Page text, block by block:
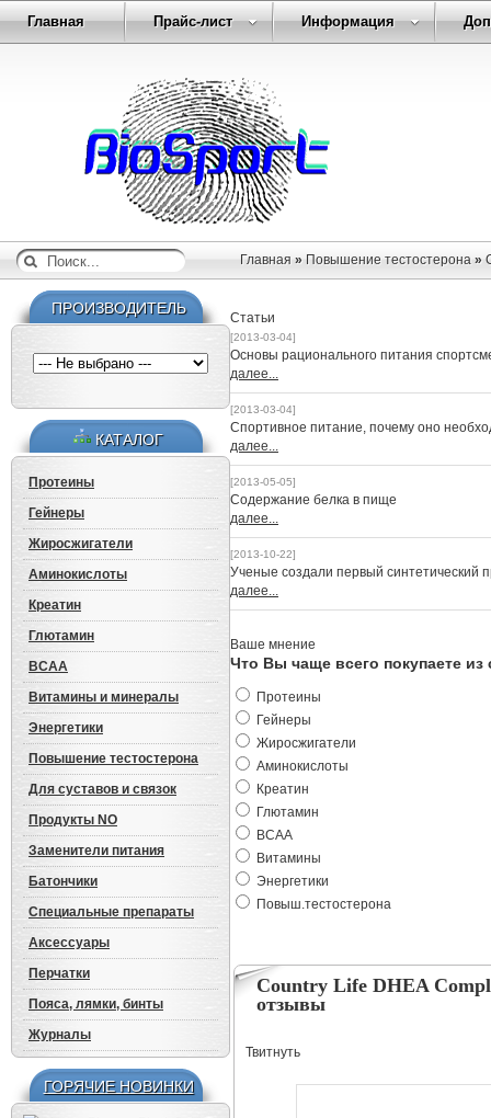
Главная Прайс-лист Информация
Главная » Повышение тестостерона »
ПРОИЗВОДИТЕЛЬ
КАТАЛОГ
Протеины
Гейнеры
Жиросжигатели
Аминокислоты
Креатин
Глютамин
BCAA
Витамины и минералы
Энергетики
Повышение тестостерона
Для суставов и связок
Продукты NO
Заменители питания
Батончики
Специальные препараты
Аксессуары
Перчатки
Пояса, лямки, бинты
Журналы
ГОРЯЧИЕ НОВИНКИ
Статьи
[2013-03-04]
Основы рационального питания
далее...
[2013-03-04]
Спортивное питание, почему оно
далее...
[2013-05-05]
Cодержание белка в пище
далее...
[2013-10-22]
Ученые создали первый синтетический
далее...
Ваше мнение
Что Вы чаще всего покупаете из
Протеины
Гейнеры
Жиросжигатели
Аминокислоты
Креатин
Глютамин
BCAA
Витамины
Энергетики
Повыш.тестостерона
Country Life DHEA
отзывы
Твитнуть